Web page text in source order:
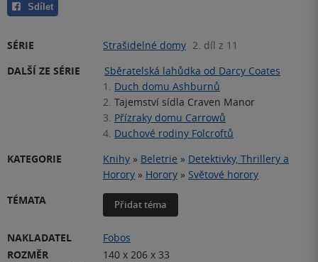
Sdílet
SÉRIE Strašidelné domy 2. díl z 11
DALŠÍ ZE SÉRIE
Sběratelská lahůdka od Darcy Coates
1. Duch domu Ashburnů
2. Tajemství sídla Craven Manor
3. Přízraky domu Carrowů
4. Duchové rodiny Folcroftů
KATEGORIE
Knihy » Beletrie » Detektivky, Thrillery a
Horory » Horory » Světové horory
TÉMATA
Přidat téma
NAKLADATEL
Fobos
ROZMĚR
140 x 206 x 33